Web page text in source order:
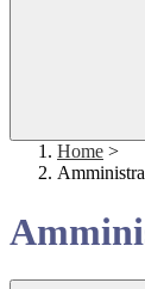
Home >